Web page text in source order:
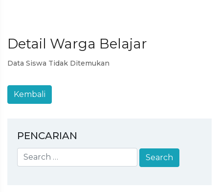
Detail Warga Belajar
Data Siswa Tidak Ditemukan
PENCARIAN